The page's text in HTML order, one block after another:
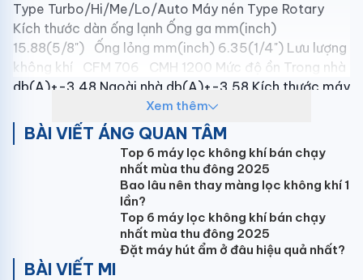
Type Turbo/Hi/Me/Lo/Auto Máy nén Type Rotary
Kích thước dàn ống lạnh Ống ga mm(inch)
15.88(5/8") Ống lỏng mm(inch) 6.35(1/4") Lưu lượng
không khí CFM 706 CMH 1200 Mức độ ồn Trong nhà
db(A)+-3 48 Ngoài nhà db(A)+-3 58 Kích thước máy
(W*H*D) Trong nhà mm+-5 1082*330*233 Ngoài
nhà mm+-5 825*655*310 Kích thước bao bì
(W*H*D) Trong nhà mm+-5 1155*397*312 Ngoài nhà
mm+-5 945*725*435 Khối lượng tịnh Trong nhà
kg+-0.5 16 Ngoài nhà kg+-0.5 49.5 Khối lượng bao bì
Trong nhà kg+-0.5 19 Ngoài nhà kg+-0.5 54
Tính năng nổi bật của điều hòa Fujiaire 24000Btu 2
chiều treo tường kết nối wifi FW25H9L-
Xem thêm
BÀI VIẾT ÁNG QUAN TÂM
Top 6 máy lọc không khí bán chạy
nhất mùa thu đông 2025
Bao lâu nên thay màng lọc không khí 1
lần?
Top 6 máy lọc không khí bán chạy
nhất mùa thu đông 2025
Đặt máy hút ẩm ở đâu hiệu quả nhất?
BÀI VIẾT MI